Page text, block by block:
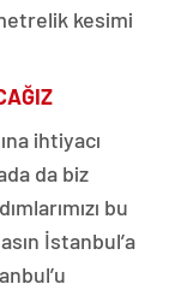
kesimi
ihtiyacı
da biz
bu
İstanbul’a